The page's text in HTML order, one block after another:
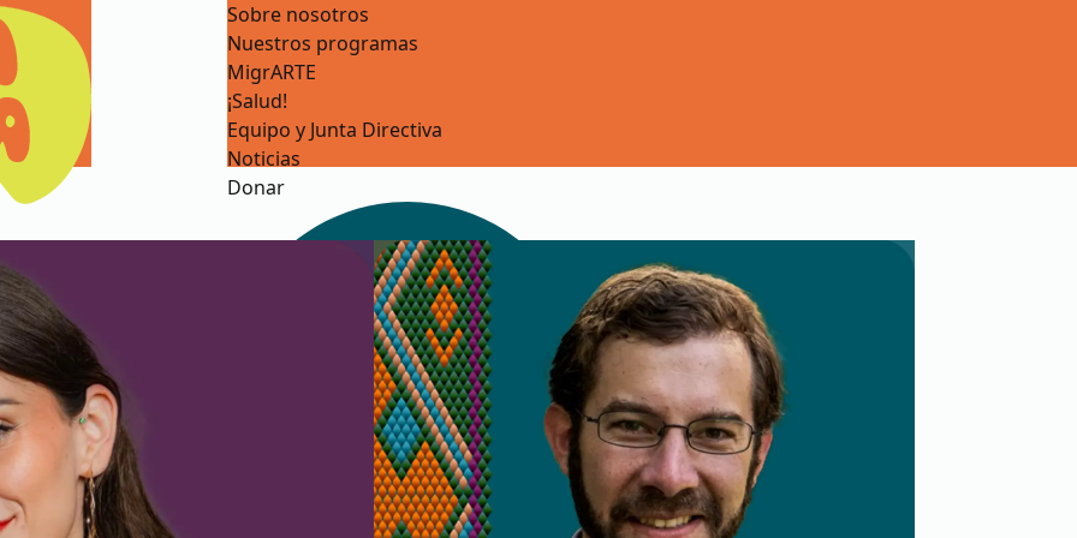
Sobre nosotros
Nuestros programas
MigrARTE
¡Salud!
Equipo y Junta Directiva
Noticias
Donar